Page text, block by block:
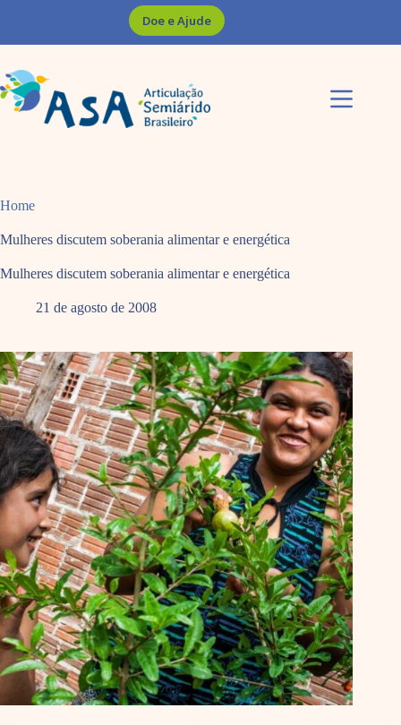
Doe e Ajude
Home
Mulheres discutem soberania alimentar e energética
Mulheres discutem soberania alimentar e energética
21 de agosto de 2008